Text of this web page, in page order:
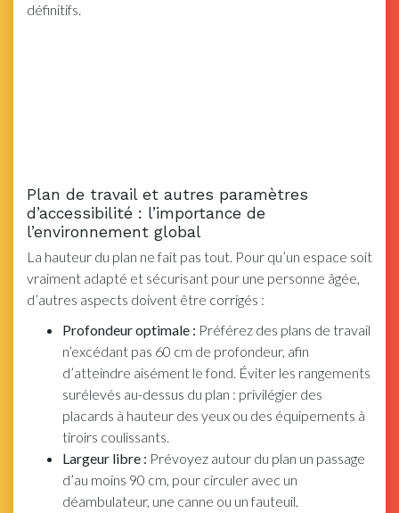
définitifs.
Plan de travail et autres paramètres
d’accessibilité : l’importance de
l’environnement global
La hauteur du plan ne fait pas tout. Pour qu’un espace soit
vraiment adapté et sécurisant pour une personne âgée,
d’autres aspects doivent être corrigés :
Profondeur optimale : Préférez des plans de travail
n’excédant pas 60 cm de profondeur, afin
d’atteindre aisément le fond. Éviter les rangements
surélevés au-dessus du plan : privilégier des
placards à hauteur des yeux ou des équipements à
tiroirs coulissants.
Largeur libre : Prévoyez autour du plan un passage
d’au moins 90 cm, pour circuler avec un
déambulateur, une canne ou un fauteuil.